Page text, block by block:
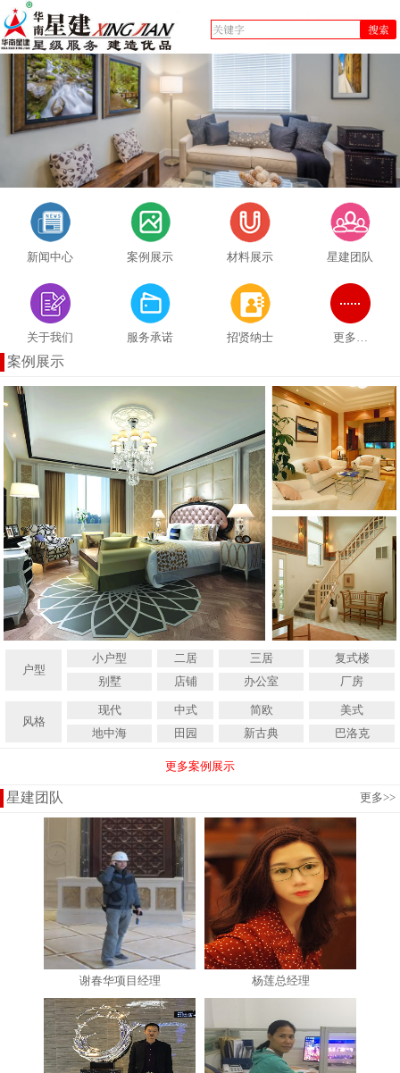
新闻中心 案例展示 材料展示 星建团队
关于我们 服务承诺 招贤纳士 更多…
案例展示
户型
小户型 二居 三居
复式楼
别墅
店铺 办公室 厂房
风格
现代 中式 简欧
美式
地中海
田园 新古典 巴洛克
更多案例展示
星建团队 更多>>
谢春华项目经理 杨莲总经理